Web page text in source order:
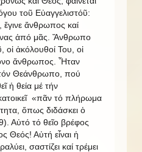
τοῦ Εὐαγγελιστόῦ:
ἄνθρωπος καί
ἀπό μᾶς. Ἄνθρωπο
οἱ ἀκόλουθοί Του, οἱ
ἄνθρωπος. Ἦταν
τόν Θεάνθρωπο, πού
ἡ θεία μέ τήν
«πᾶν τό πλήρωμα
ὅπως διδάσκει ὁ
Αὐτό τό θεῖο βρέφος
Θεός! Αὐτή εἶναι ἡ
σαστίζει καί τρέμει